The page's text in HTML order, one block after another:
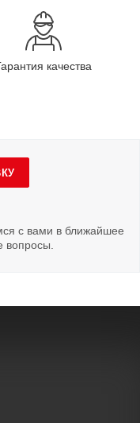
качества
с вами в ближайшее
вопросы.